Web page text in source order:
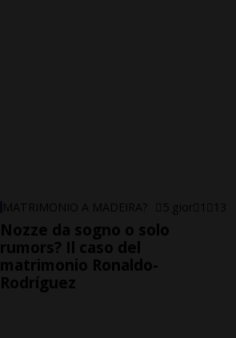
MATRIMONIO A MADEIRA? 5 gior 1 13
Nozze da sogno o solo
rumors? Il caso del
matrimonio Ronaldo-
Rodríguez